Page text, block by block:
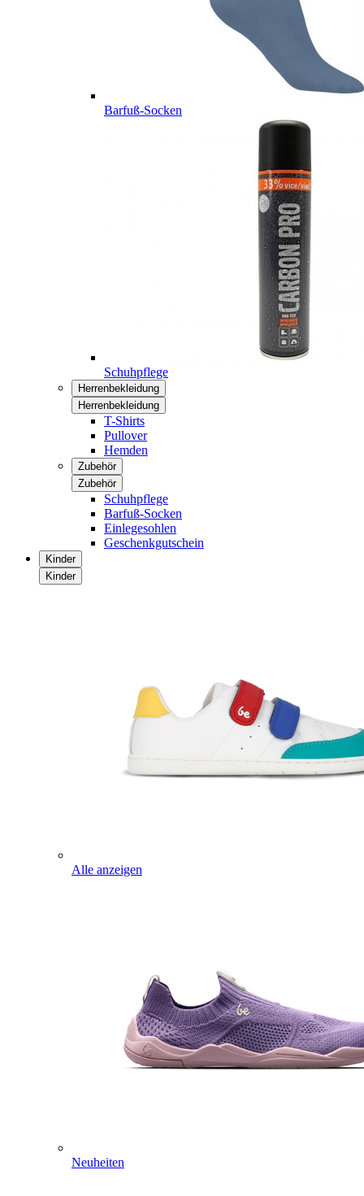
Barfuß-Socken
Schuhpflege
Herrenbekleidung
Herrenbekleidung
T-Shirts
Pullover
Hemden
Zubehör
Zubehör
Schuhpflege
Barfuß-Socken
Einlegesohlen
Geschenkgutschein
Kinder
Kinder
Alle anzeigen
Neuheiten